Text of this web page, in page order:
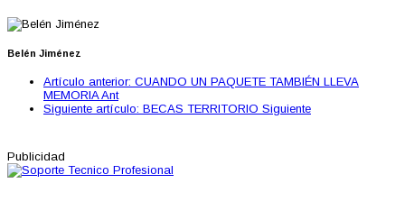
Belén Jiménez
Artículo anterior: CUANDO UN PAQUETE TAMBIÉN LLEVA
MEMORIAAnt
Siguiente artículo: BECAS TERRITORIO Siguiente
Publicidad